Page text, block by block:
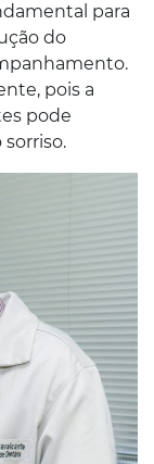
para
do
pois a
pode